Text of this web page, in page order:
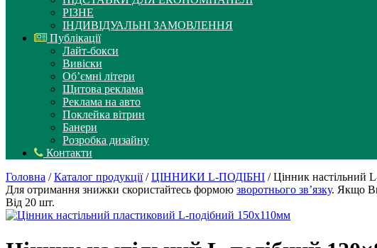
РІЗНЕ
ІНДИВІДУАЛЬНІ ЗАМОВЛЕННЯ
Публікації
Лайт-бокси
Вивіски
Об’ємні літери
Щитова реклама
Реклама на авто
Поклейка вітрин
Банери
Розробка дизайну
Контакти
Головна /Каталог продукції/ЦІННИКИ L-ПОДІБНІ / Цінник настільний
Для отримання знижки скористайтесь формою зворотнього зв’язку. Якщо
Від 20 шт.